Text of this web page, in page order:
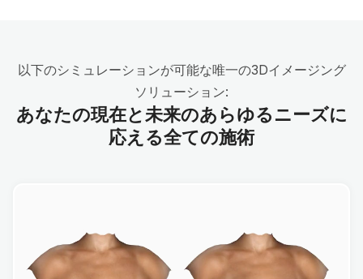
以下のシミュレーションが可能な唯一の3Dイメージング
ソリューション:
あなたの現在と未来のあらゆるニーズに
応える全ての施術